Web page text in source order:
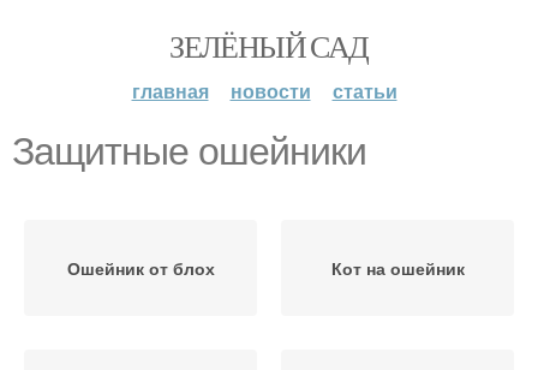
ЗЕЛЁНЫЙ САД
главная новости статьи
Защитные ошейники
Ошейник от блох Кот на ошейник